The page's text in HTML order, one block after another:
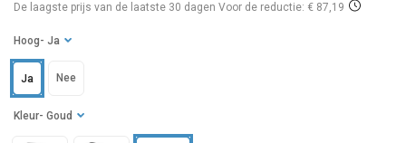
De laagste prijs van de laatste 30 dagen Voor de reductie: € 87,19
Kleur - Goud
Hoog - Ja
Ja Nee